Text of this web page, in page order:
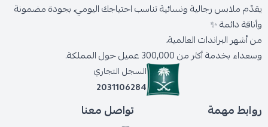
يقدّم ملابس رجالية ونسائية تناسب احتياجك اليومي، بجودة مضمونة
وأناقة دائمة ✨
من أشهر البراندات العالمية،
وسعداء بخدمة أكثر من 300,000 عميل حول المملكة.
السجل التجاري
2031106284
روابط مهمة تواصل معنا